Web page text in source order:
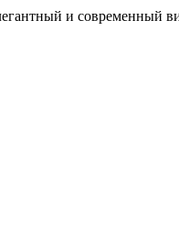
и современный